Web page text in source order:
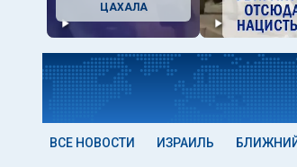
ЦАХАЛА
ВСЕ НОВОСТИ ИЗРАИЛЬ